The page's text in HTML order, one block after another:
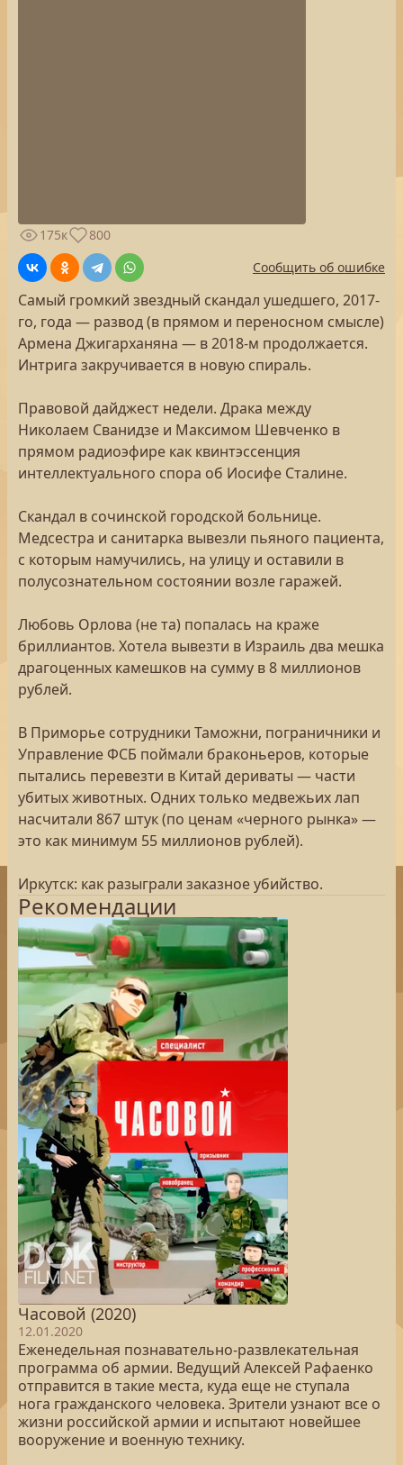
175к
800
Сообщить об ошибке
Самый громкий звездный скандал ушедшего, 2017-
го, года — развод (в прямом и переносном смысле)
Армена Джигарханяна — в 2018-м продолжается.
Интрига закручивается в новую спираль.
Правовой дайджест недели. Драка между
Николаем Сванидзе и Максимом Шевченко в
прямом радиоэфире как квинтэссенция
интеллектуального спора об Иосифе Сталине.
Скандал в сочинской городской больнице.
Медсестра и санитарка вывезли пьяного пациента,
с которым намучились, на улицу и оставили в
полусознательном состоянии возле гаражей.
Любовь Орлова (не та) попалась на краже
бриллиантов. Хотела вывезти в Израиль два мешка
драгоценных камешков на сумму в 8 миллионов
рублей.
В Приморье сотрудники Таможни, пограничники и
Управление ФСБ поймали браконьеров, которые
пытались перевезти в Китай дериваты — части
убитых животных. Одних только медвежьих лап
насчитали 867 штук (по ценам «черного рынка» —
это как минимум 55 миллионов рублей).
Иркутск: как разыграли заказное убийство.
Рекомендации
Часовой (2020)
12.01.2020
Еженедельная познавательно-развлекательная
программа об армии. Ведущий Алексей Рафаенко
отправится в такие места, куда еще не ступала
нога гражданского человека. Зрители узнают все о
жизни российской армии и испытают новейшее
вооружение и военную технику.